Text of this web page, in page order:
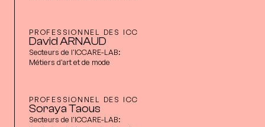
PROFESSIONNEL DES ICC
David ARNAUD
Secteurs de l'ICCARE-LAB:
Métiers d'art et de mode
PROFESSIONNEL DES ICC
Soraya Taous
Secteurs de l'ICCARE-LAB: